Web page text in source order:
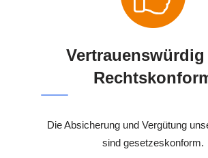
Die Absicherung und Vergütung
sind gesetzeskonform.